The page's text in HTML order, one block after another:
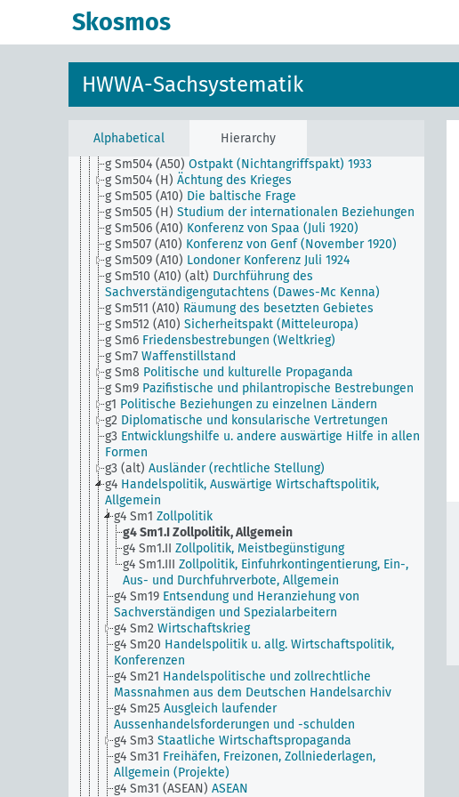
Skosmos
HWWA-Sachsystematik
Alphabetical Hierarchy
g Sm502 (A43)
21.1.1925
Friedensverhandlungen mit den Alliierten
g Sm503 (A50)
Antisowjetbewegung im Ausland
g Sm504 (A10)
Friedensvertrag (Weltkrieg)
g Sm504 (A50) Ostpakt (Nichtangriffspakt) 1933
g Sm504 (H) Ächtung des Krieges
g Sm505 (A10) Die baltische Frage
g Sm505 (H) Studium der internationalen Beziehungen
g Sm506 (A10) Konferenz von Spaa (Juli 1920)
g Sm507 (A10) Konferenz von Genf (November 1920)
g Sm509 (A10) Londoner Konferenz Juli 1924
g Sm510 (A10) (alt) Durchführung des
Sachverständigengutachtens (Dawes-Mc Kenna)
g Sm511 (A10) Räumung des besetzten Gebietes
g Sm512 (A10) Sicherheitspakt (Mitteleuropa)
g Sm6 Friedensbestrebungen (Weltkrieg)
g Sm7 Waffenstillstand
g Sm8 Politische und kulturelle Propaganda
g Sm9 Pazifistische und philantropische Bestrebungen
g1 Politische Beziehungen zu einzelnen Ländern
g2 Diplomatische und konsularische Vertretungen
g3 Entwicklungshilfe u. andere auswärtige Hilfe in allen
Formen
g3 (alt) Ausländer (rechtliche Stellung)
g4 Handelspolitik, Auswärtige Wirtschaftspolitik,
Allgemein
g4 Sm1 Zollpolitik
g4 Sm1.IZollpolitik, Allgemein
g4 Sm1.II Zollpolitik, Meistbegünstigung
g4 Sm1.III Zollpolitik, Einfuhrkontingentierung, Ein-,
Aus- und Durchfuhrverbote, Allgemein
g4 Sm19 Entsendung und Heranziehung von
Sachverständigen und Spezialarbeitern
g4 Sm2 Wirtschaftskrieg
g4 Sm20 Handelspolitik u. allg. Wirtschaftspolitik,
Konferenzen
g4 Sm21 Handelspolitische und zollrechtliche
Massnahmen aus dem Deutschen Handelsarchiv
g4 Sm25 Ausgleich laufender
Aussenhandelsforderungen und -schulden
g4 Sm3 Staatliche Wirtschaftspropaganda
g4 Sm31 Freihäfen, Freizonen, Zollniederlagen,
Allgemein (Projekte)
g4 Sm31 (ASEAN) ASEAN